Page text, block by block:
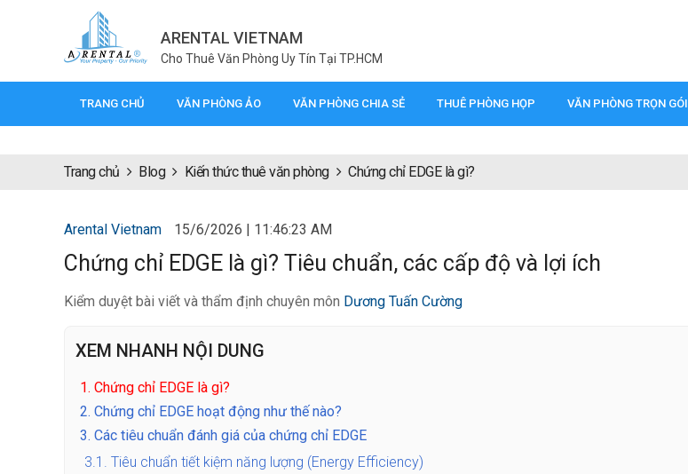
ARENTAL VIETNAM
Cho Thuê Văn Phòng Uy Tín Tại TP.HCM
TRANG CHỦ VĂN PHÒNG ẢO VĂN PHÒNG CHIA SẺ THUÊ PHÒNG HỌP VĂN PHÒNG TRỌN GÓI
Trang chủ Blog Kiến thức thuê văn phòng Chứng chỉ EDGE là gì?
Arental Vietnam 15/6/2026 | 11:46:23 AM
Chứng chỉ EDGE là gì? Tiêu chuẩn, các cấp độ và lợi ích
Kiểm duyệt bài viết và thẩm định chuyên môn Dương Tuấn Cường
XEM NHANH NỘI DUNG
1. Chứng chỉ EDGE là gì?
2. Chứng chỉ EDGE hoạt động như thế nào?
3. Các tiêu chuẩn đánh giá của chứng chỉ EDGE
3.1. Tiêu chuẩn tiết kiệm năng lượng (Energy Efficiency)